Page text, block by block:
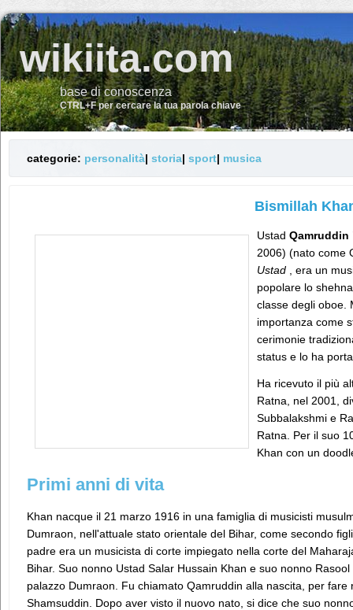
wikiita.com
base di conoscenza
CTRL+F per cercare la tua parola chiave
categorie: personalità| storia| sport| musica
Bismillah
Ustad
2006) (nato come
Ustad , era un
popolare lo
classe degli oboe.
importanza come
cerimonie
status e lo ha
Ha ricevuto il più
Ratna, nel 2001,
Subbalakshmi e
Ratna. Per il suo
Khan con un
Primi anni di vita
Khan nacque il 21 marzo 1916 in una famiglia di musicisti
Dumraon, nell'attuale stato orientale del Bihar, come secondo
padre era un musicista di corte impiegato nella corte del
Bihar. Suo nonno Ustad Salar Hussain Khan e suo nonno
palazzo Dumraon. Fu chiamato Qamruddin alla nascita, per
Shamsuddin. Dopo aver visto il nuovo nato, si dice che suo